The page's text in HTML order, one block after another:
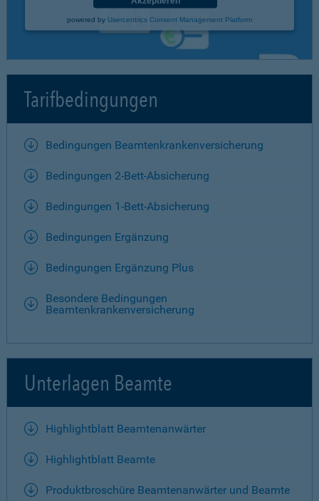
powered by Usercentrics Consent Management Platform
Tarifbedingungen
Bedingungen Beamtenkrankenversicherung
Bedingungen 2-Bett-Absicherung
Bedingungen 1-Bett-Absicherung
Bedingungen Ergänzung
Bedingungen Ergänzung Plus
Besondere Bedingungen
Beamtenkrankenversicherung
Unterlagen Beamte
Highlightblatt Beamtenanwärter
Highlightblatt Beamte
Produktbroschüre Beamtenanwärter und Beamte